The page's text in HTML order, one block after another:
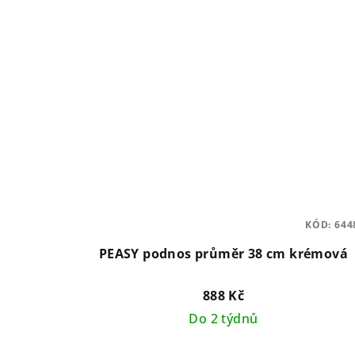
PEASY podnos průměr 38 cm krémová
888 Kč
Do 2 týdnů
KÓD: